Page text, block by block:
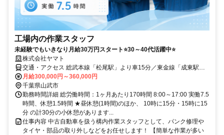
工場内の作業スタッフ
未経験でもいきなり月給30万円スタート⭐30～40代活躍中⭐
株式会社ヤマト
交通・アクセス 総武本線「松尾駅」より車15分／東金線「成東駅」
より車18分
月給300,000円～360,000円
千葉県山武市
勤務時間詳細 総労働時間：1ヶ月あたり170時間 8:00～17:00 実働7.5
時間、休憩1.5時間 ★昼休憩(1時間)のほか、 10時に15分・15時に15
分 の計30分の小休憩があります...
仕事内容 中古自動車を扱う構内作業スタッフとして、パンク修理や
タイヤ・部品の取り外しなどをお任せします！ 【簡単な作業が多い